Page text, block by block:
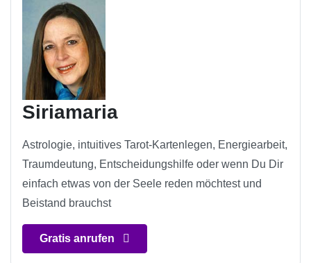
Siriamaria
Astrologie, intuitives Tarot-Kartenlegen, Energiearbeit,
Traumdeutung, Entscheidungshilfe oder wenn Du Dir
einfach etwas von der Seele reden möchtest und
Beistand brauchst
Gratis anrufen